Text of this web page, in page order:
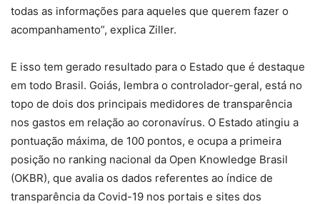
todas as informações para aqueles que querem fazer o
acompanhamento”, explica Ziller.
E isso tem gerado resultado para o Estado que é destaque
em todo Brasil. Goiás, lembra o controlador-geral, está no
topo de dois dos principais medidores de transparência
nos gastos em relação ao coronavírus. O Estado atingiu a
pontuação máxima, de 100 pontos, e ocupa a primeira
posição no ranking nacional da Open Knowledge Brasil
(OKBR), que avalia os dados referentes ao índice de
transparência da Covid-19 nos portais e sites dos